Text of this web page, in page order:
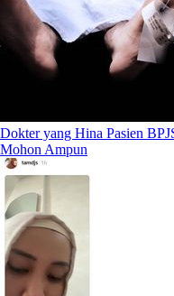
Dokter yang Hina Pasien
Mohon Ampun